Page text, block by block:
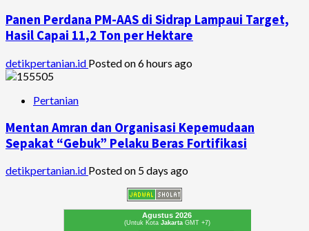
Panen Perdana PM-AAS di Sidrap Lampaui Target,
Hasil Capai 11,2 Ton per Hektare
detikpertanian.id Posted on 6 hours ago
Pertanian
Mentan Amran dan Organisasi Kepemudaan
Sepakat “Gebuk” Pelaku Beras Fortifikasi
detikpertanian.id Posted on 5 days ago